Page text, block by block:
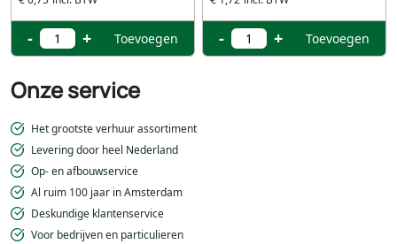
Onze service
Het grootste verhuur assortiment
Levering door heel Nederland
Op- en afbouwservice
Al ruim 100 jaar in Amsterdam
Deskundige klantenservice
Voor bedrijven en particulieren
- + Toevoegen - + Toevoegen